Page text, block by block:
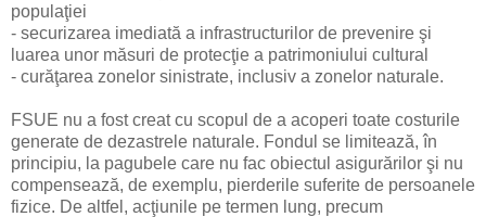
populaţiei
- securizarea imediată a infrastructurilor de prevenire şi
luarea unor măsuri de protecţie a patrimoniului cultural
- curăţarea zonelor sinistrate, inclusiv a zonelor naturale.
FSUE nu a fost creat cu scopul de a acoperi toate costurile
generate de dezastrele naturale. Fondul se limitează, în
principiu, la pagubele care nu fac obiectul asigurărilor şi nu
compensează, de exemplu, pierderile suferite de persoanele
fizice. De altfel, acţiunile pe termen lung, precum